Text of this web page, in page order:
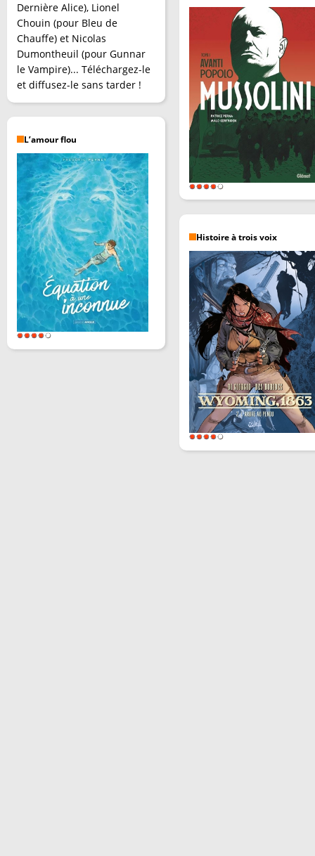
Dernière Alice), Lionel
Chouin (pour Bleu de
Chauffe) et Nicolas
Dumontheuil (pour Gunnar
le Vampire)... Téléchargez-le
et diffusez-le sans tarder !
L’amour flou
Histoire à trois voix